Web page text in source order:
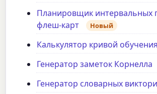
Планировщик интервальных
флеш-карт
Новый
Калькулятор кривой обучения
Генератор заметок Корнелла
Генератор словарных